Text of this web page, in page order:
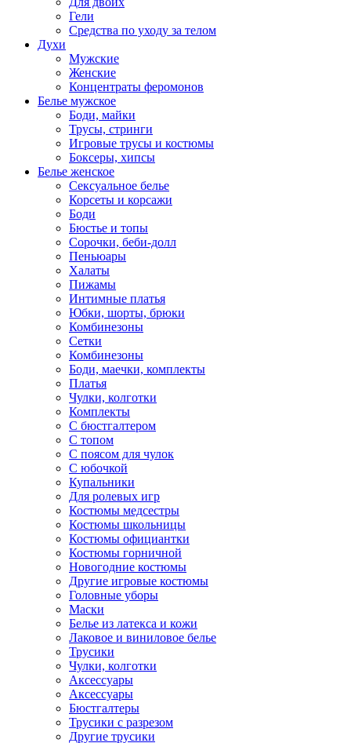
Гели
Средства по уходу за телом
Духи
Мужские
Женские
Концентраты феромонов
Белье мужское
Боди, майки
Трусы, стринги
Игровые трусы и костюмы
Боксеры, хипсы
Белье женское
Сексуальное белье
Корсеты и корсажи
Боди
Бюстье и топы
Сорочки, беби-долл
Пеньюары
Халаты
Пижамы
Интимные платья
Юбки, шорты, брюки
Комбинезоны
Сетки
Комбинезоны
Боди, маечки, комплекты
Платья
Чулки, колготки
Комплекты
С бюстгалтером
С топом
С поясом для чулок
С юбочкой
Купальники
Для ролевых игр
Костюмы медсестры
Костюмы школьницы
Костюмы официантки
Костюмы горничной
Новогодние костюмы
Другие игровые костюмы
Головные уборы
Маски
Белье из латекса и кожи
Лаковое и виниловое белье
Трусики
Чулки, колготки
Аксессуары
Аксессуары
Бюстгалтеры
Трусики с разрезом
Другие трусики